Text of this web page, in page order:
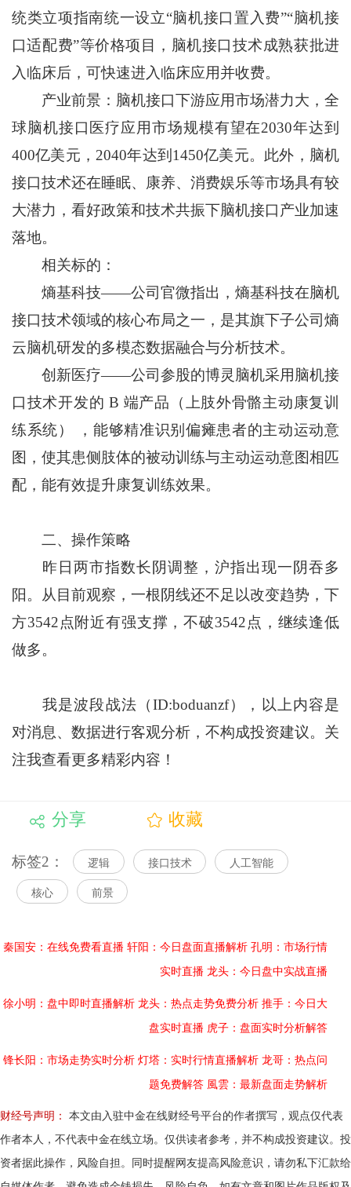
统类立项指南统一设立“脑机接口置入费”“脑机接
口适配费”等价格项目，脑机接口技术成熟获批进
入临床后，可快速进入临床应用并收费。
产业前景：脑机接口下游应用市场潜力大，全
球脑机接口医疗应用市场规模有望在2030年达到
400亿美元，2040年达到1450亿美元。此外，脑机
接口技术还在睡眠、康养、消费娱乐等市场具有较
大潜力，看好政策和技术共振下脑机接口产业加速
落地。
相关标的：
熵基科技——公司官微指出，熵基科技在脑机
接口技术领域的核心布局之一，是其旗下子公司熵
云脑机研发的多模态数据融合与分析技术。
创新医疗——公司参股的博灵脑机采用脑机接
口技术开发的 B 端产品（上肢外骨骼主动康复训
练系统） ，能够精准识别偏瘫患者的主动运动意
图，使其患侧肢体的被动训练与主动运动意图相匹
配，能有效提升康复训练效果。
二、操作策略
昨日两市指数长阴调整，沪指出现一阴吞多
阳。从目前观察，一根阴线还不足以改变趋势，下
方3542点附近有强支撑，不破3542点，继续逢低
做多。
我是波段战法（ID:boduanzf），以上内容是
对消息、数据进行客观分析，不构成投资建议。关
注我查看更多精彩内容！
分享 收藏
标签2： 逻辑 接口技术 人工智能
核心 前景
秦国安：在线免费看直播 轩阳：今日盘面直播解析 孔明：市场行情
实时直播 龙头：今日盘中实战直播
徐小明：盘中即时直播解析 龙头：热点走势免费分析 推手：今日大
盘实时直播 虎子：盘面实时分析解答
锋长阳：市场走势实时分析 灯塔：实时行情直播解析 龙哥：热点问
题免费解答 風雲：最新盘面走势解析
财经号声明：
本文由入驻中金在线财经号平台的作者撰写，观点仅代表
作者本人，不代表中金在线立场。仅供读者参考，并不构成投资建议。投
资者据此操作，风险自担。同时提醒网友提高风险意识，请勿私下汇款给